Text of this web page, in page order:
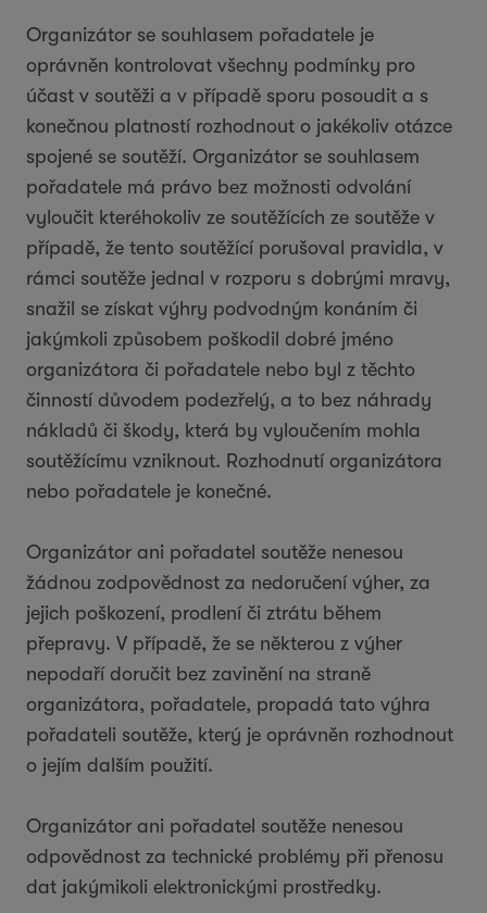
Organizátor se souhlasem pořadatele je
oprávněn kontrolovat všechny podmínky pro
účast v soutěži a v případě sporu posoudit a s
konečnou platností rozhodnout o jakékoliv otázce
spojené se soutěží. Organizátor se souhlasem
pořadatele má právo bez možnosti odvolání
vyloučit kteréhokoliv ze soutěžících ze soutěže v
případě, že tento soutěžící porušoval pravidla, v
rámci soutěže jednal v rozporu s dobrými mravy,
snažil se získat výhry podvodným konáním či
jakýmkoli způsobem poškodil dobré jméno
organizátora či pořadatele nebo byl z těchto
činností důvodem podezřelý, a to bez náhrady
nákladů či škody, která by vyloučením mohla
soutěžícímu vzniknout. Rozhodnutí organizátora
nebo pořadatele je konečné.
Organizátor ani pořadatel soutěže nenesou
žádnou zodpovědnost za nedoručení výher, za
jejich poškození, prodlení či ztrátu během
přepravy. V případě, že se některou z výher
nepodaří doručit bez zavinění na straně
organizátora, pořadatele, propadá tato výhra
pořadateli soutěže, který je oprávněn rozhodnout
o jejím dalším použití.
Organizátor ani pořadatel soutěže nenesou
odpovědnost za technické problémy při přenosu
dat jakýmikoli elektronickými prostředky.